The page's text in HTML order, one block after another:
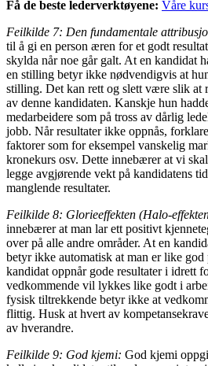
Få de beste lederverktøyene: Våre
Feilkilde 7: Den fundamentale
til å gi en person æren for et godt
skylda når noe går galt. At en kandidat
en stilling betyr ikke nødvendigvis at
stilling. Det kan rett og slett være slik at
av denne kandidaten. Kanskje hun
medarbeidere som på tross av dårlig
jobb. Når resultater ikke oppnås,
faktorer som for eksempel vanskelig
kronekurs osv. Dette innebærer at vi
legge avgjørende vekt på kandidatens
manglende resultater.
Feilkilde 8: Glorieeffekten (Halo-
innebærer at man lar ett positivt
over på alle andre områder. At en
betyr ikke automatisk at man er like god
kandidat oppnår gode resultater i idrett
vedkommende vil lykkes like godt i
fysisk tiltrekkende betyr ikke at
flittig. Husk at hvert av
av hverandre.
Feilkilde 9: God kjemi: God kjemi